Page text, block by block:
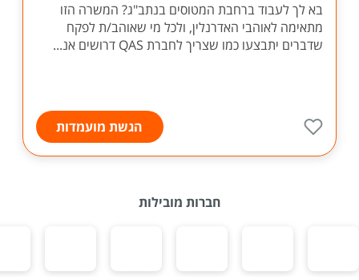
בא לך לעבוד ברחבת המטוסים בנתב"ג? המשרה הזו
מתאימה לאוהבי האדרנלין, ולכל מי שאוהב/ת לפקח
שדברים יתבצעו כמו שצריך לחברת QAS דרושים אנ...
הגשת מועמדות
חברות מובילות